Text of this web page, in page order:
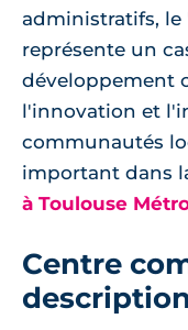
administratifs, le
représente un
développement
l'innovation et
communautés
important dans
à Toulouse
Centre